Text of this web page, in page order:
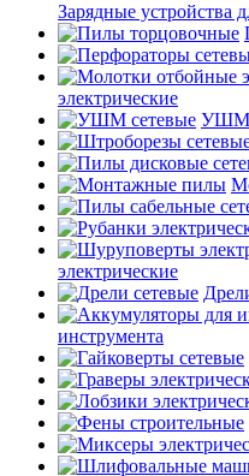
Зарядные устройства
электрические
УШМ
электрические
инструмента